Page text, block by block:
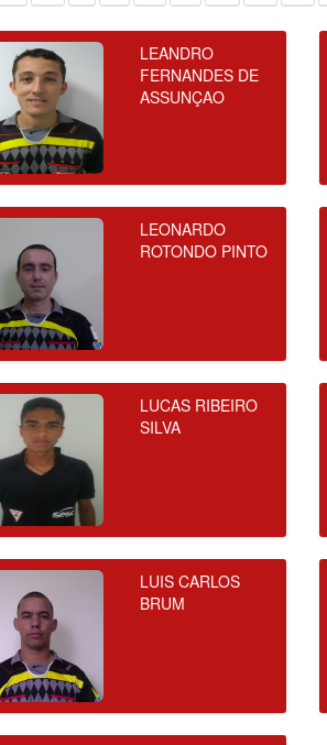
LEANDRO
FERNANDES DE
ASSUNÇAO
LEONARDO
ROTONDO PINTO
LUCAS RIBEIRO
SILVA
LUIS CARLOS
BRUM